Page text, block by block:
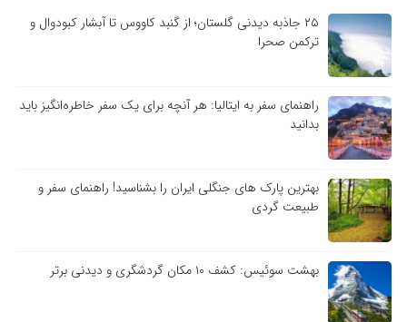
۲۵ جاذبه دیدنی گلستان؛ از گنبد کاووس تا آبشار کبودوال و
ترکمن صحرا
راهنمای سفر به ایتالیا: هر آنچه برای یک سفر خاطره‌انگیز باید
بدانید
بهترین پارک های جنگلی ایران را بشناسید! راهنمای سفر و
طبیعت گردی
بهشت سوئیس: کشف ۱۰ مکان گردشگری و دیدنی برتر